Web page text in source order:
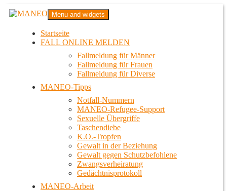
Zum
InhaltMANEO
Das schwule Anti-Gewalt-Projekt in Berlin
Menu and widgets
Startseite
FALL ONLINE MELDEN
Fallmeldung für Männer
Fallmeldung für Frauen
Fallmeldung für Diverse
MANEO-Tipps
Notfall-Nummern
MANEO-Refugee-Support
Sexuelle Übergriffe
Taschendiebe
K.O.-Tropfen
Gewalt in der Beziehung
Gewalt gegen Schutzbefohlene
Zwangsverheiratung
Gedächtnisprotokoll
MANEO-Arbeit